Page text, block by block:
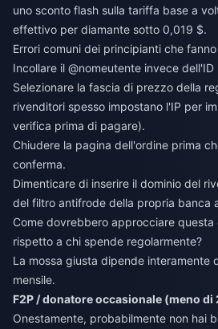
uno sconto flash sulla tariffa base a
effettivo per diamante sotto 0,019 $.
Errori comuni dei principianti che
Incollare il @nomeutente invece dell'ID
Selezionare la fascia di prezzo della
rivenditori spesso impostano l'IP per
verifica prima di pagare).
Chiudere la pagina dell'ordine prima
conferma.
Dimenticare di inserire il dominio del
del filtro antifrode della propria banca
Come dovrebbero approcciare questa
rispetto a chi spende regolarmente?
La mossa giusta dipende interamente
mensile.
F2P / donatore occasionale (meno di
Onestamente, probabilmente non hai